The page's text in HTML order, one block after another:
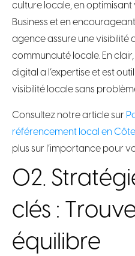
culture locale, en
Business et en
agence assure une visibilité
communauté locale. En
digital a l’expertise et est
visibilité locale sans
Consultez notre article sur
référencement local en Côte
plus sur l’importance pour
02.
clés :
équilibre